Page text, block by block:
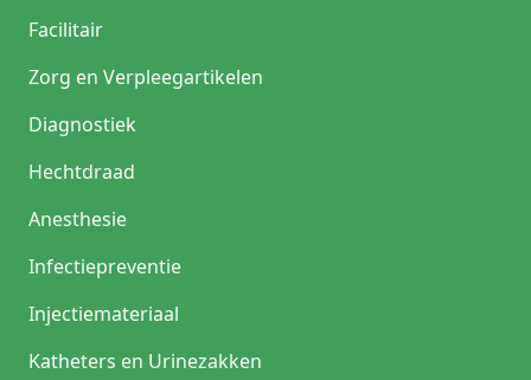
Facilitair
Zorg en Verpleegartikelen
Diagnostiek
Hechtdraad
Anesthesie
Infectiepreventie
Injectiemateriaal
Katheters en Urinezakken